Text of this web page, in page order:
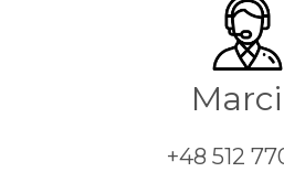
+48 512